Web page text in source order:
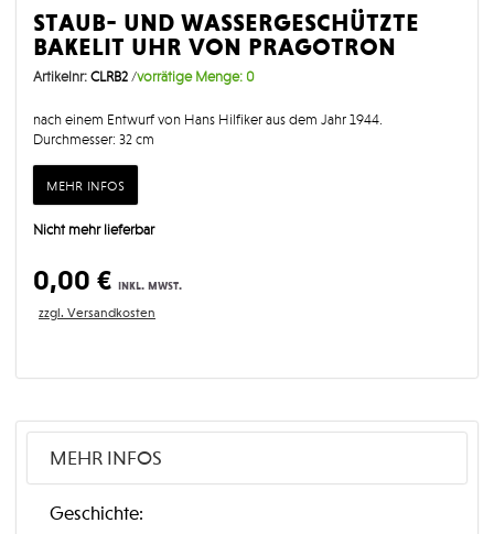
staub- und wassergeschützte
bakelit uhr von pragotron
Artikelnr: CLRB2 /vorrätige Menge: 0
nach einem Entwurf von Hans Hilfiker aus dem Jahr 1944.
Durchmesser: 32 cm
mehr infos
Nicht mehr lieferbar
0,00 € inkl. mwst.
zzgl. Versandkosten
MEHR INFOS
Geschichte: